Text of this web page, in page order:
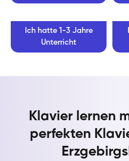
Ich hatte 1-3 Jahre
Unterricht
Klavier lernen
perfekten